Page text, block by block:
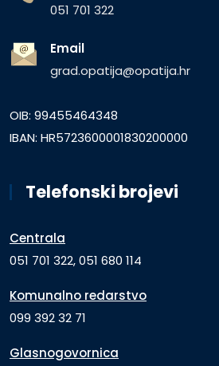
051 701 322
Email
grad.opatija@opatija.hr
OIB: 99455464348
IBAN: HR5723600001830200000
Telefonski brojevi
Centrala
051 701 322, 051 680 114
Komunalno redarstvo
099 392 32 71
Glasnogovornica